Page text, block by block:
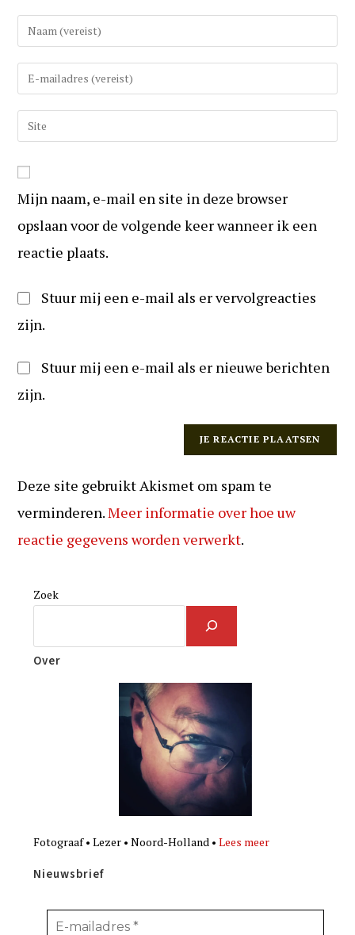
Vul
uw
(gebruikers)naam
om
Vul
uw
e-
mail
om
te
reageren
Vul
uw
URL
in
(optioneel)
Mijn naam, e-mail en site in deze browser
opslaan voor de volgende keer wanneer ik een
reactie plaats.
Stuur mij een e-mail als er vervolgreacties
zijn.
Stuur mij een e-mail als er nieuwe berichten
zijn.
Deze site gebruikt Akismet om spam te
verminderen.Meer informatie over hoe uw
reactie gegevens worden verwerkt.
Zoek
Over
Fotograaf • Lezer • Noord-Holland •Lees meer
Nieuwsbrief